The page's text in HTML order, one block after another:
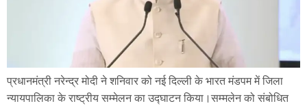
प्रधानमंत्री नरेन्द्र मोदी ने शनिवार को नई दिल्ली के भारत मंडपम में जिला
न्यायपालिका के राष्ट्रीय सम्मेलन का उद्घाटन किया।सम्मलेन को संबोधित